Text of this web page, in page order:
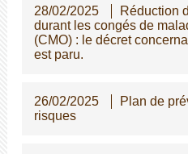
28/02/2025
Réduction
durant les congés de
(CMO) : le décret
est paru.
26/02/2025
Plan de
risques